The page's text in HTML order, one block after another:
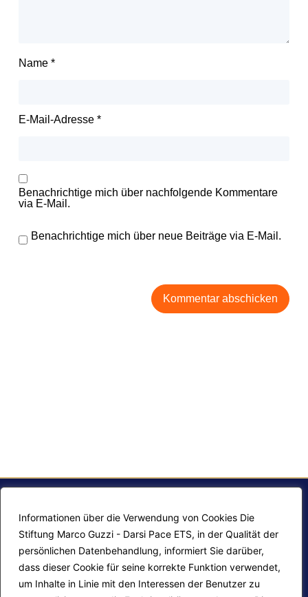
Informationen über die Verwendung von Cookies Die
Stiftung Marco Guzzi - Darsi Pace ETS, in der Qualität der
persönlichen Datenbehandlung, informiert Sie darüber,
dass dieser Cookie für seine korrekte Funktion verwendet,
um Inhalte in Linie mit den Interessen der Benutzer zu
Name *
E-Mail-Adresse *
Benachrichtige mich über nachfolgende Kommentare
via E-Mail.
Benachrichtige mich über neue Beiträge via E-Mail.